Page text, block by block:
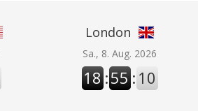
London
Sa., 8. Aug. 2026
18 :55 : 10